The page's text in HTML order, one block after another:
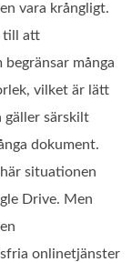
vara krångligt.
till att
många
vilket är lätt
gäller särskilt
dokument.
situationen
Drive. Men
onlinetjänster